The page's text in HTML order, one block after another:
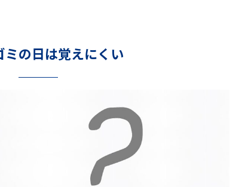
ミの日は覚えにくい